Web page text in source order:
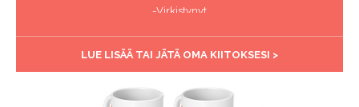
-Virkistynyt
LUE LISÄÄ TAI JÄTÄ OMA KIITOKSESI >